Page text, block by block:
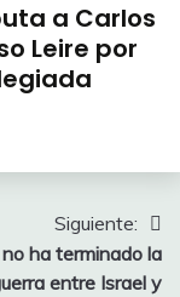
a Carlos
Leire por
Siguiente:
ha terminado la
entre Israel y